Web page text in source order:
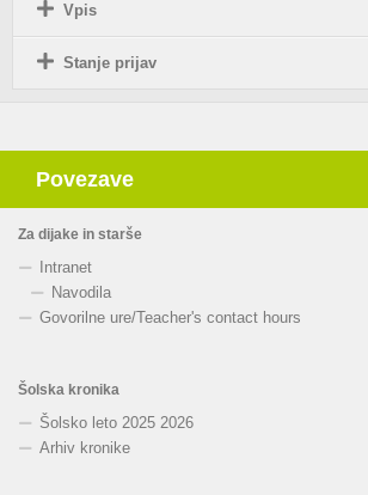
Vpis
Stanje prijav
Povezave
Za dijake in starše
Intranet
Navodila
Govorilne ure/Teacher's contact hours
Šolska kronika
Šolsko leto 2025 2026
Arhiv kronike